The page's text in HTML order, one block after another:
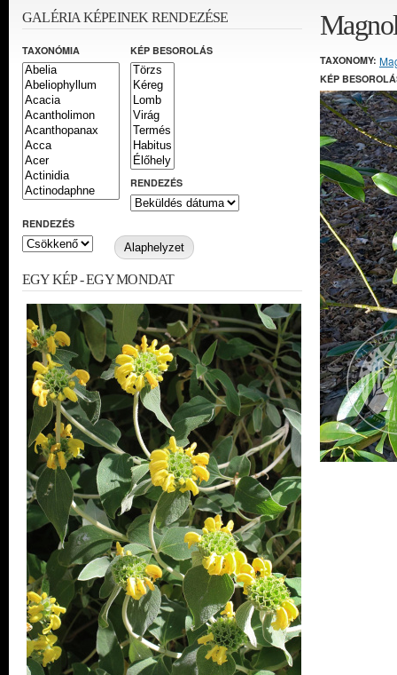
TAXONOMY:
KÉP
GALÉRIA KÉPEINEK RENDEZÉSE
TAXONÓMIA KÉP BESOROLÁS
RENDEZÉS
RENDEZÉS
EGY KÉP - EGY MONDAT